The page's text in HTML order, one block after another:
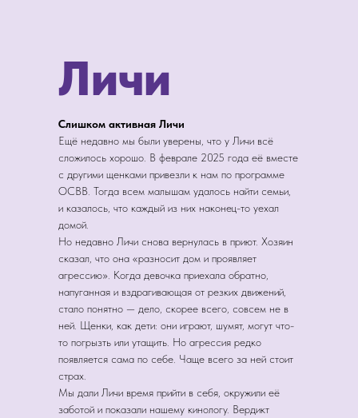
Слишком активная Личи
Ещё недавно мы были уверены, что у Личи всё
сложилось хорошо. В феврале 2025 года её вместе
с другими щенками привезли к нам по программе
ОСВВ. Тогда всем малышам удалось найти семьи,
и казалось, что каждый из них наконец-то уехал
домой.
Но недавно Личи снова вернулась в приют. Хозяин
сказал, что она «разносит дом и проявляет
агрессию». Когда девочка приехала обратно,
напуганная и вздрагивающая от резких движений,
стало понятно — дело, скорее всего, совсем не в
ней. Щенки, как дети: они играют, шумят, могут что-
то погрызть или утащить. Но агрессия редко
появляется сама по себе. Чаще всего за ней стоит
страх.
Мы дали Личи время прийти в себя, окружили её
заботой и показали нашему кинологу. Вердикт
Личи